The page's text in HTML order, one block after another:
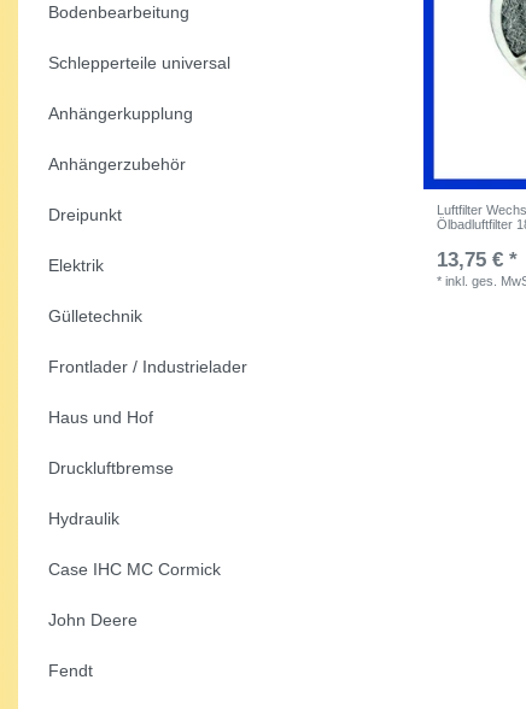
Bodenbearbeitung
Schlepperteile universal
Anhängerkupplung
Anhängerzubehör
Dreipunkt
Elektrik
Gülletechnik
Frontlader / Industrielader
Haus und Hof
Druckluftbremse
Hydraulik
Case IHC MC Cormick
John Deere
Fendt
Luftfilter
Ölbadluftfilter
13,75 € *
*inkl. ges.